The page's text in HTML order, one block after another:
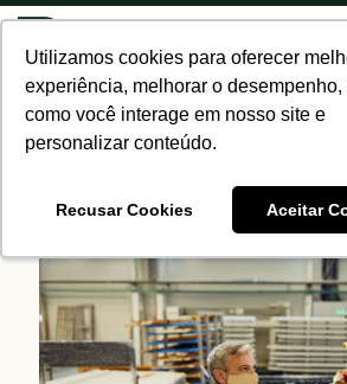
Utilizamos cookies para oferecer
experiência, melhorar o
como você interage em nosso site e
personalizar conteúdo.
Recusar Cookies Aceitar
Utilizamos cookies para oferecer
experiência, melhorar o
como você interage em nosso site e
personalizar conteúdo.
Recusar Cookies Aceitar
Categories Tags